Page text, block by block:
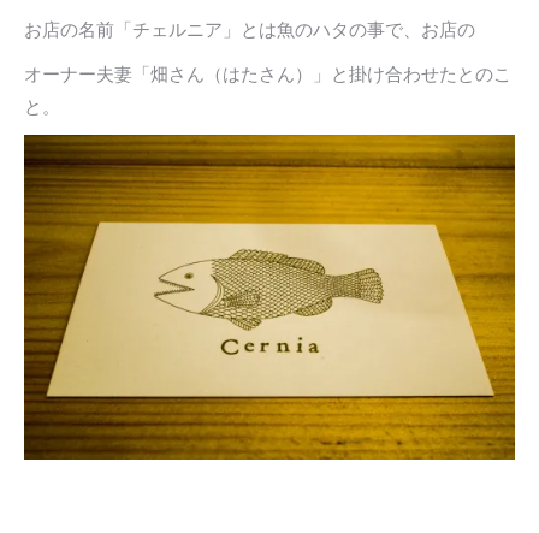
お店の名前「チェルニア」とは魚のハタの事で、お店の
オーナー夫妻「畑さん（はたさん）」と掛け合わせたとのこ
と。